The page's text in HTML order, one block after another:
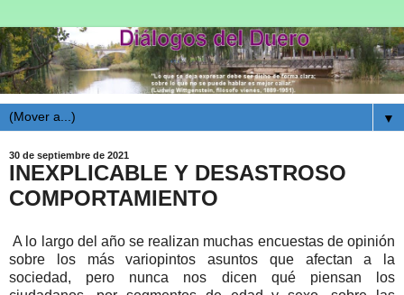
▼
30 de septiembre de 2021
INEXPLICABLE Y DESASTROSO
COMPORTAMIENTO
A lo largo del año se realizan muchas encuestas de opinión
sobre los más variopintos asuntos que afectan a la
sociedad, pero nunca nos dicen qué piensan los